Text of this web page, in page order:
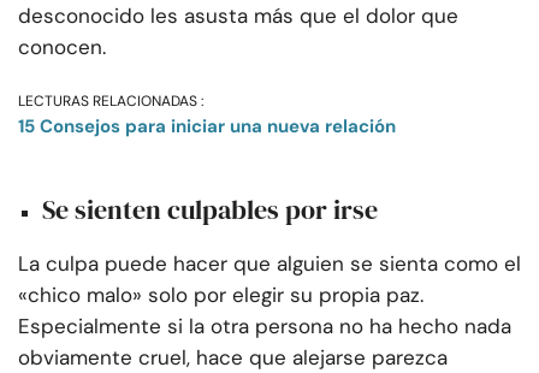
desconocido les asusta más que el dolor que
conocen.
LECTURAS RELACIONADAS :
15 Consejos para iniciar una nueva relación
Se sienten culpables por irse
La culpa puede hacer que alguien se sienta como el
«chico malo» solo por elegir su propia paz.
Especialmente si la otra persona no ha hecho nada
obviamente cruel, hace que alejarse parezca